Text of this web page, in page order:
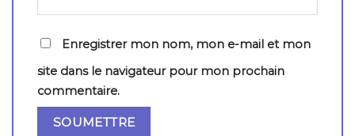
Enregistrer mon nom, mon e-mail et mon
site dans le navigateur pour mon prochain
commentaire.